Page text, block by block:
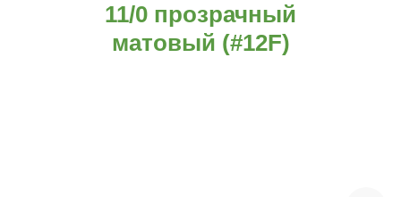
11/0 прозрачный
матовый (#12F)